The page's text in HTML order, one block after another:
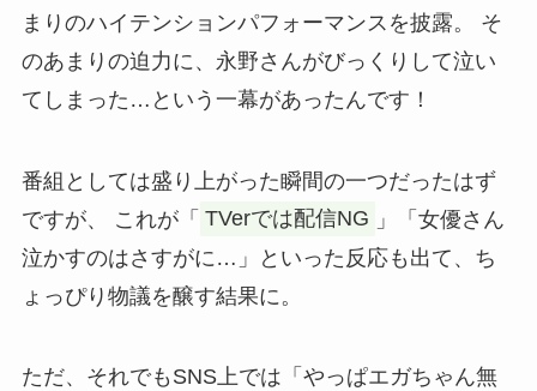
まりのハイテンションパフォーマンスを披露。 そ
のあまりの迫力に、永野さんがびっくりして泣い
てしまった…という一幕があったんです！
番組としては盛り上がった瞬間の一つだったはず
ですが、 これが「 TVerでは配信NG 」「女優さん
泣かすのはさすがに…」といった反応も出て、ち
ょっぴり物議を醸す結果に。
ただ、それでもSNS上では「やっぱエガちゃん無